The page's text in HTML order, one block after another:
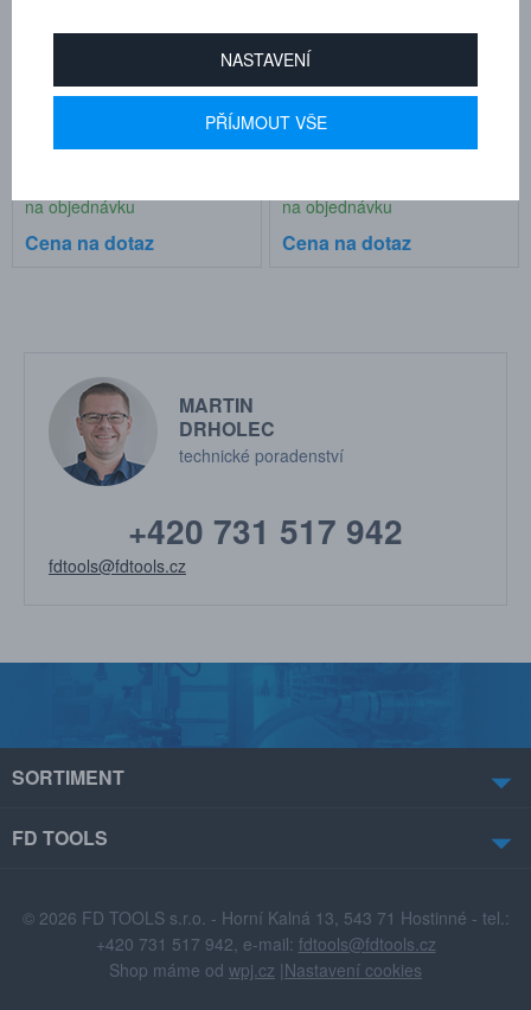
Rovná opletená hadice na
vodu 11 x 16 mm
na objednávku
Cena na dotaz
Rovná opletená hadice na
vodu 8 x 12 mm
na objednávku
Cena na dotaz
MARTIN
DRHOLEC
technické poradenství
+420 731 517 942
fdtools@fdtools.cz
SORTIMENT
FD TOOLS
© 2026 FD TOOLS s.r.o. - Horní Kalná 13, 543 71 Hostinné - tel.:
+420 731 517 942, e-mail: fdtools@fdtools.cz
Shop máme od wpj.cz |Nastavení cookies
NASTAVENÍ
PŘÍJMOUT VŠE